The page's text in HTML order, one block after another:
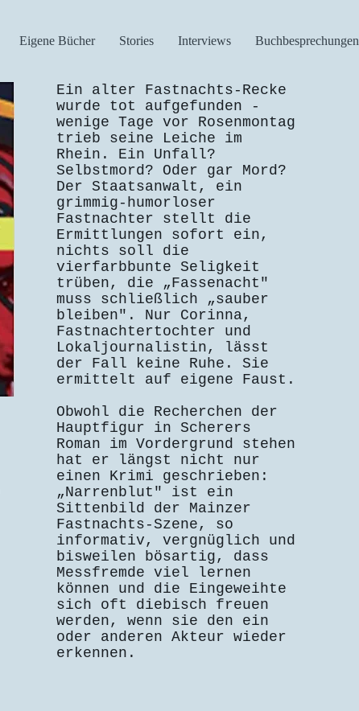
Eigene Bücher Stories Interviews Buchbesprechungen
Ein alter Fastnachts-Recke
wurde tot aufgefunden -
wenige Tage vor Rosenmontag
trieb seine Leiche im
Rhein. Ein Unfall?
Selbstmord? Oder gar Mord?
Der Staatsanwalt, ein
grimmig-humorloser
Fastnachter stellt die
Ermittlungen sofort ein,
nichts soll die
vierfarbbunte Seligkeit
trüben, die „Fassenacht"
muss schließlich „sauber
bleiben". Nur Corinna,
Fastnachtertochter und
Lokaljournalistin, lässt
der Fall keine Ruhe. Sie
ermittelt auf eigene Faust.
Obwohl die Recherchen der
Hauptfigur in Scherers
Roman im Vordergrund stehen
hat er längst nicht nur
einen Krimi geschrieben:
„Narrenblut" ist ein
Sittenbild der Mainzer
Fastnachts-Szene, so
informativ, vergnüglich und
bisweilen bösartig, dass
Messfremde viel lernen
können und die Eingeweihte
sich oft diebisch freuen
werden, wenn sie den ein
oder anderen Akteur wieder
erkennen.